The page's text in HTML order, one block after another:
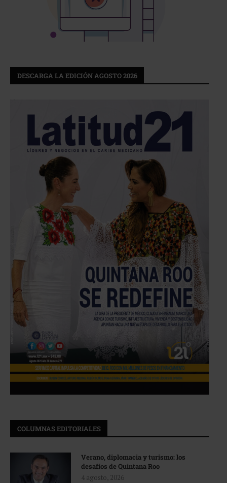
DESCARGA LA EDICIÓN AGOSTO 2026
COLUMNAS EDITORIALES
Verano, diplomacia y turismo: los
desafíos de Quintana Roo
4 agosto, 2026